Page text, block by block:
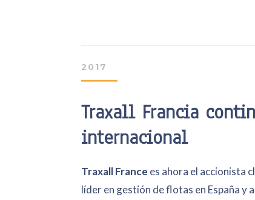
2017
Traxall Francia
internacional
Traxall France es ahora el accionista
líder en gestión de flotas en España y